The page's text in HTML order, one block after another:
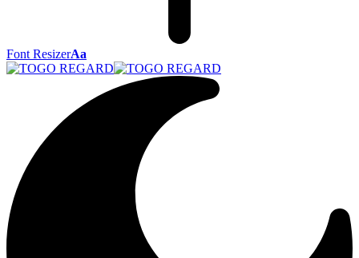
Font ResizerAa